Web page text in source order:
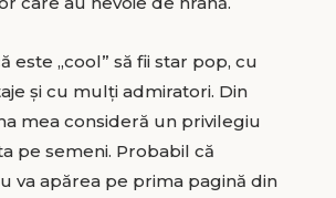
este „cool” să fii star pop, cu
şi cu mulţi admiratori. Din
mea consideră un privilegiu
pe semeni. Probabil că
va apărea pe prima pagină din